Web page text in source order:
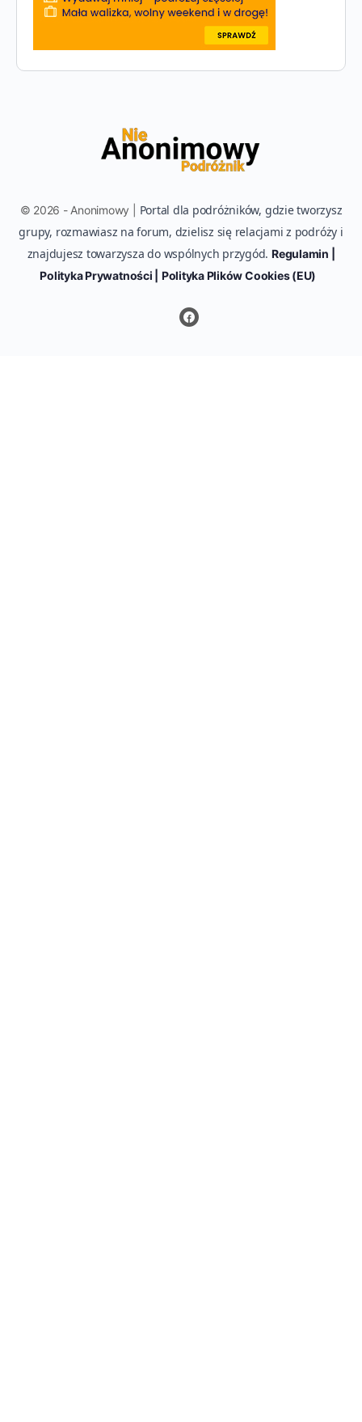
© 2026 - Anonimowy | Portal dla podróżników, gdzie tworzysz
grupy, rozmawiasz na forum, dzielisz się relacjami z podróży i
znajdujesz towarzysza do wspólnych przygód.Regulamin |
Polityka Prywatności |
Polityka Plików Cookies (EU)